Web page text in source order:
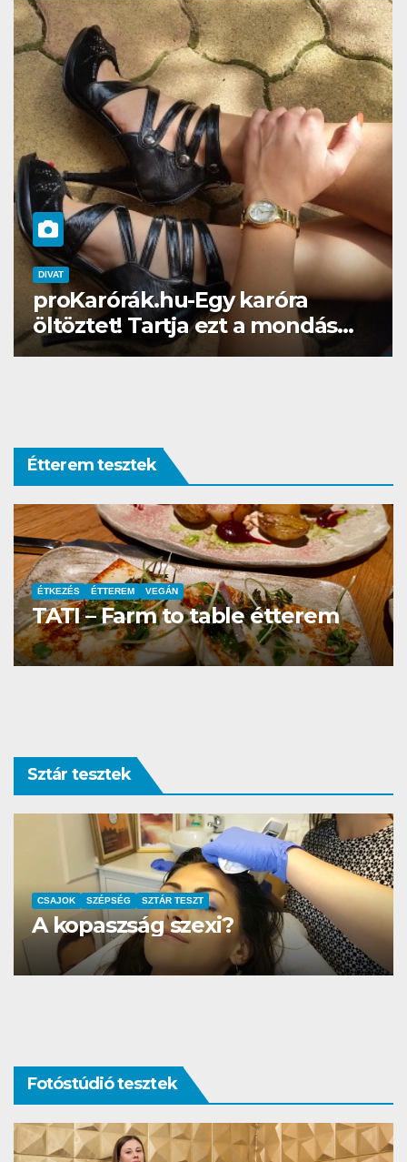
DIVAT SZÉPSÉG
Gél lakk otthon? Naná, a
Brillbirddel simán!
Étterem tesztek
ÉTTEREM
La Villa Étterem és Pizzéria
Sztár tesztek
AUTÓ-MOTOR SZTÁR TESZT
DS3 és Zanzibár Rita
Fotóstúdió tesztek